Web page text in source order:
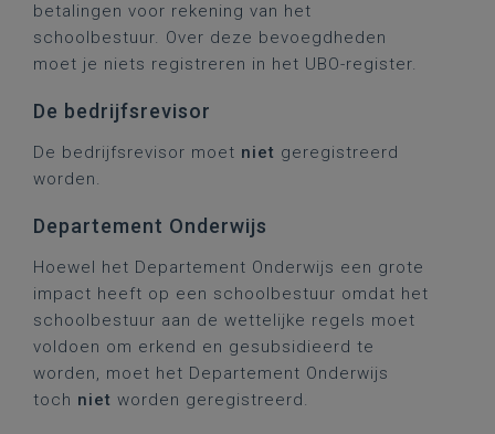
betalingen voor rekening van het
schoolbestuur. Over deze bevoegdheden
moet je niets registreren in het UBO-register.
De bedrijfsrevisor
De bedrijfsrevisor moet niet geregistreerd
worden.
Departement Onderwijs
Hoewel het Departement Onderwijs een grote
impact heeft op een schoolbestuur omdat het
schoolbestuur aan de wettelijke regels moet
voldoen om erkend en gesubsidieerd te
worden, moet het Departement Onderwijs
toch niet worden geregistreerd.